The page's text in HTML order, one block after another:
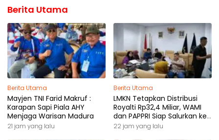
Berita Utama
Berita Utama
Mayjen TNI Farid Makruf :
Karapan Sapi Piala AHY
Menjaga Warisan Madura
21 jam yang lalu
Berita Utama
LMKN Tetapkan Distribusi
Royalti Rp32,4 Miliar, WAMI
dan PAPPRI Siap Salurkan ke
Pemilik Hak
22 jam yang lalu